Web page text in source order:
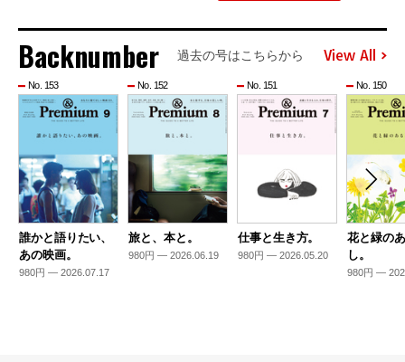
Backnumber 過去の号はこちらから View All
No. 153
誰かと語りたい、
あの映画。
980円 — 2026.07.17
No. 152
旅と、本と。
980円 — 2026.06.19
No. 151
仕事と生き方。
980円 — 2026.05.20
No. 150
花と緑の
し。
980円 —